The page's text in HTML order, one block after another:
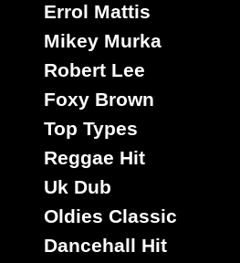
Errol Mattis
Mikey Murka
Robert Lee
Foxy Brown
Top Types
Reggae Hit
Uk Dub
Oldies Classic
Dancehall Hit